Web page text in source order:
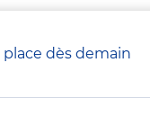
place dès demain